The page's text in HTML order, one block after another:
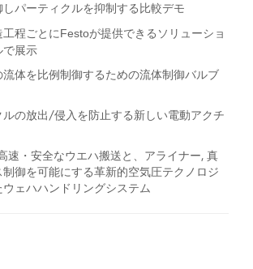
しパーティクルを抑制する比較デモ
程ごとにFestoが提供できるソリューショ
で展示
体を比例制御するための流体制御バルブ
ルの放出/侵入を防止する新しい電動アクチ
速・安全なウエハ搬送と、アライナー, 真
制御を可能にする革新的空気圧テクノロジ
ウェハハンドリングシステム